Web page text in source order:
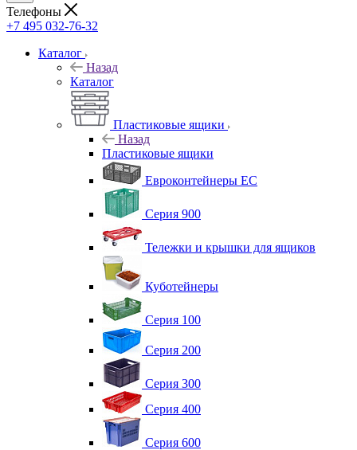
Телефоны
+7 495 032-76-32
Каталог
Назад
Каталог
Пластиковые ящики
Назад
Пластиковые ящики
Евроконтейнеры ЕС
Серия 900
Тележки и крышки для ящиков
Куботейнеры
Серия 100
Серия 200
Серия 300
Серия 400
Серия 600